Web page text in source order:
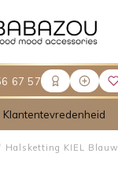
67 57
Klantentevredenheid
Halsketting KIEL Blauw